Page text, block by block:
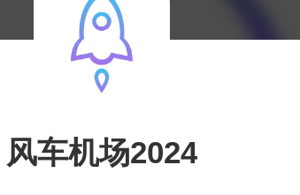
风车机场2024